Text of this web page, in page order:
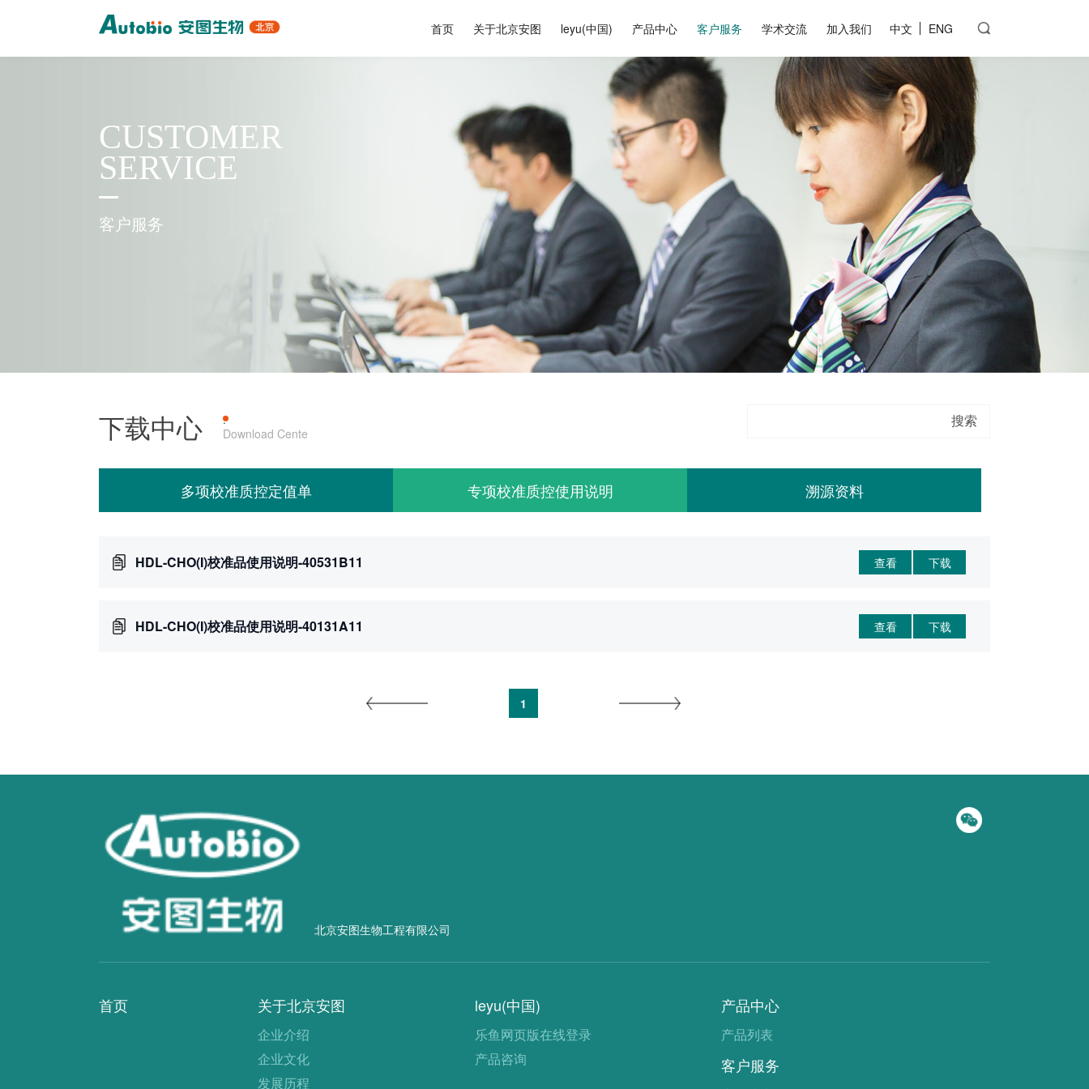
首页 关于北京安图 leyu(中国) 产品中心 客户服务 学术交流 加入我们 中文 ENG
CUSTOMER
SERVICE
客户服务
下载中心 ·
Download Cente
多项校准质控定值单 专项校准质控使用说明 溯源资料
HDL-CHO(I)校准品使用说明-40531B11 查看 下载
HDL-CHO(I)校准品使用说明-40131A11 查看 下载
1
北京安图生物工程有限公司
首页 关于北京安图
企业介绍
企业文化
发展历程
leyu(中国)
乐鱼网页版在线登录
产品咨询
产品中心
产品列表
客户服务